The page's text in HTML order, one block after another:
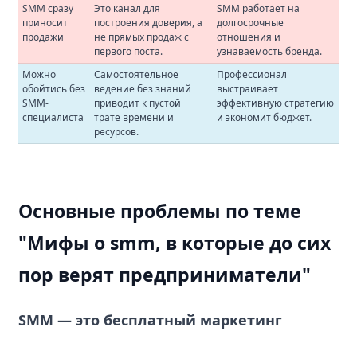
SMM сразу
приносит
продажи
Это канал для
построения доверия, а
не прямых продаж с
первого поста.
SMM работает на
долгосрочные
отношения и
узнаваемость бренда.
Можно
обойтись без
SMM-
специалиста
Самостоятельное
ведение без знаний
приводит к пустой
трате времени и
ресурсов.
Профессионал
выстраивает
эффективную стратегию
и экономит бюджет.
Основные проблемы по теме
"Мифы о smm, в которые до сих
пор верят предприниматели"
SMM — это бесплатный маркетинг